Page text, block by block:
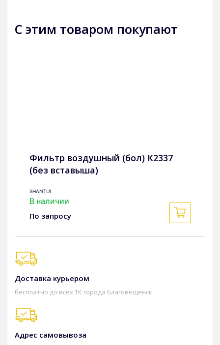
С этим товаром покупают
Фильтр воздушный (бол) К2337
(без вставыша)
SHANTUI
В наличии
По запросу
Доставка курьером
бесплатно до всех ТК города Благовещенск
Адрес самовывоза